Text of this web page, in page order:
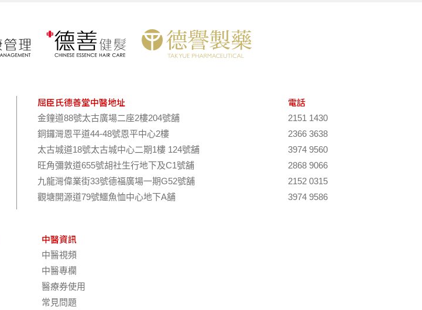
屈臣氏德善堂中醫地址 電話
金鐘道88號太古廣場二座2樓204號舖
2151 1430
銅鑼灣恩平道44-48號恩平中心2樓
2366 3638
太古城道18號太古城中心二期1樓 124號舖
3974 9560
旺角彌敦道655號胡社生行地下及C1號舖
2868 9066
九龍灣偉業街33號德福廣場一期G52號舖
2152 0315
觀塘開源道79號鱷魚恤中心地下A舖
3974 9586
中醫資訊
中醫視頻
中醫專欄
醫療券使用
常見問題